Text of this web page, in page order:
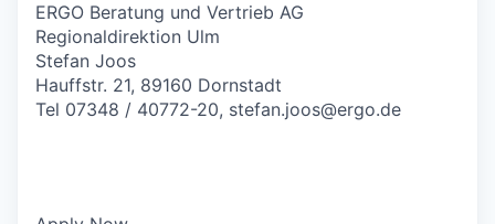
ERGO Beratung und Vertrieb AG
Regionaldirektion Ulm
Stefan Joos
Hauffstr. 21, 89160 Dornstadt
Tel 07348 / 40772-20, stefan.joos@ergo.de